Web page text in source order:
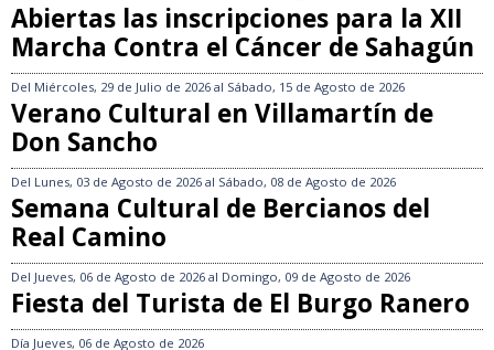
Abiertas las inscripciones para la XII
Marcha Contra el Cáncer de Sahagún
Del Miércoles, 29 de Julio de 2026 al Sábado, 15 de Agosto de 2026
Verano Cultural en Villamartín de
Don Sancho
Del Lunes, 03 de Agosto de 2026 al Sábado, 08 de Agosto de 2026
Semana Cultural de Bercianos del
Real Camino
Del Jueves, 06 de Agosto de 2026 al Domingo, 09 de Agosto de 2026
Fiesta del Turista de El Burgo Ranero
Día Jueves, 06 de Agosto de 2026